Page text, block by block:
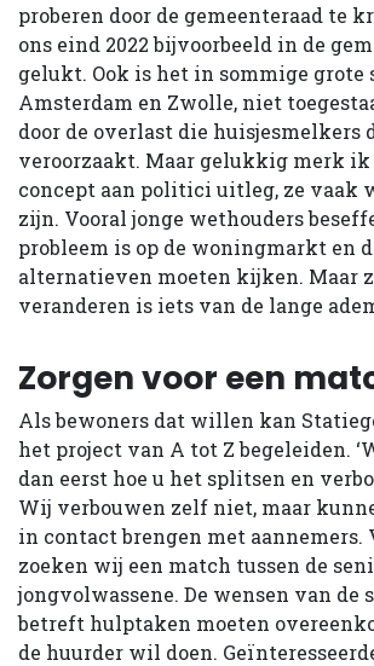
proberen door de gemeenteraad te
ons eind 2022 bijvoorbeeld in de
gelukt. Ook is het in sommige grote
Amsterdam en Zwolle, niet
door de overlast die huisjesmelkers
veroorzaakt. Maar gelukkig merk ik
concept aan politici uitleg, ze vaak
zijn. Vooral jonge wethouders
probleem is op de woningmarkt en
alternatieven moeten kijken. Maar
veranderen is iets van de lange
Zorgen voor een
Als bewoners dat willen kan
het project van A tot Z begeleiden.
dan eerst hoe u het splitsen en
Wij verbouwen zelf niet, maar
in contact brengen met aannemers.
zoeken wij een match tussen de
jongvolwassene. De wensen van de
betreft hulptaken moeten
de huurder wil doen.